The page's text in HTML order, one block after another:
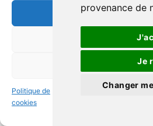
provenance de
Je
Changer
REFUSER
VOIR LES
Politique de
cookies
Politique de